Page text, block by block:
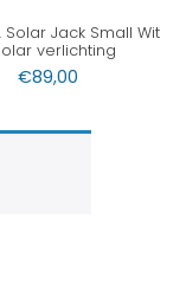
Solar Jack Small Wit
verlichting
€89,00